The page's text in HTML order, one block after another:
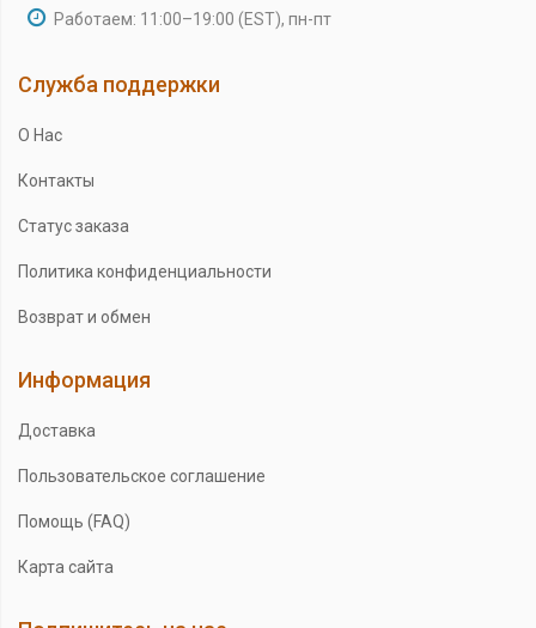
Работаем: 11:00–19:00 (EST), пн-пт
Служба поддержки
О Нас
Контакты
Статус заказа
Политика конфиденциальности
Возврат и обмен
Информация
Доставка
Пользовательское соглашение
Помощь (FAQ)
Карта сайта